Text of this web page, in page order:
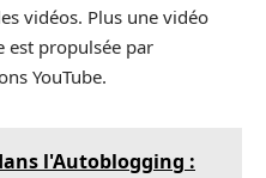
vidéos. Plus une vidéo
est propulsée par
YouTube.
l'Autoblogging :